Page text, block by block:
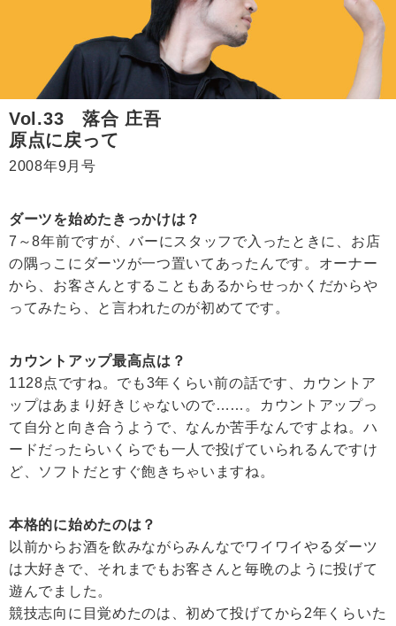
Vol.33 落合 庄吾
原点に戻って
2008年9月号
ダーツを始めたきっかけは？
7～8年前ですが、バーにスタッフで入ったときに、お店
の隅っこにダーツが一つ置いてあったんです。オーナー
から、お客さんとすることもあるからせっかくだからや
ってみたら、と言われたのが初めてです。
カウントアップ最高点は？
1128点ですね。でも3年くらい前の話です、カウントア
ップはあまり好きじゃないので……。カウントアップっ
て自分と向き合うようで、なんか苦手なんですよね。ハ
ードだったらいくらでも一人で投げていられるんですけ
ど、ソフトだとすぐ飽きちゃいますね。
本格的に始めたのは？
以前からお酒を飲みながらみんなでワイワイやるダーツ
は大好きで、それまでもお客さんと毎晩のように投げて
遊んでました。
競技志向に目覚めたのは、初めて投げてから2年くらいた